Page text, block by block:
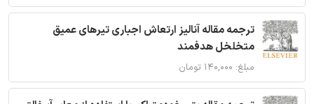
ترجمه مقاله آنالیز ارتعاش اجباری تیرهای عمیق
متخلخل هدفمند
مبلغ: ۱۴۰,۰۰۰ تومان